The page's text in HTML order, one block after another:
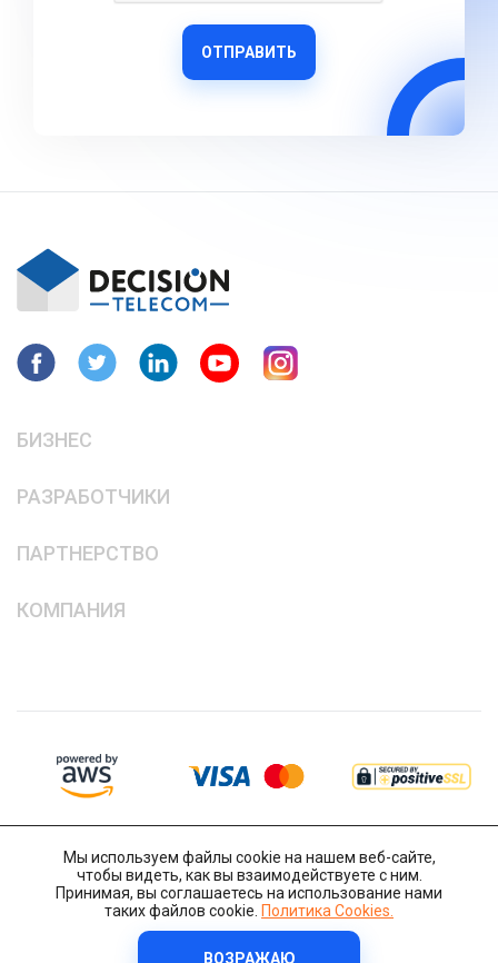
ОТПРАВИТЬ
БИЗНЕС
РАЗРАБОТЧИКИ
ПАРТНЕРСТВО
КОМПАНИЯ
Мы используем файлы cookie на нашем веб-сайте,
чтобы видеть, как вы взаимодействуете с ним.
Принимая, вы соглашаетесь на использование нами
таких файлов cookie. Политика Cookies.
ВОЗРАЖАЮ